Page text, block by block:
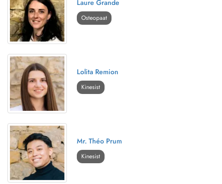
Laure Grande
Osteopaat
Lolita Remion
Kinesist
Mr. Théo Prum
Kinesist